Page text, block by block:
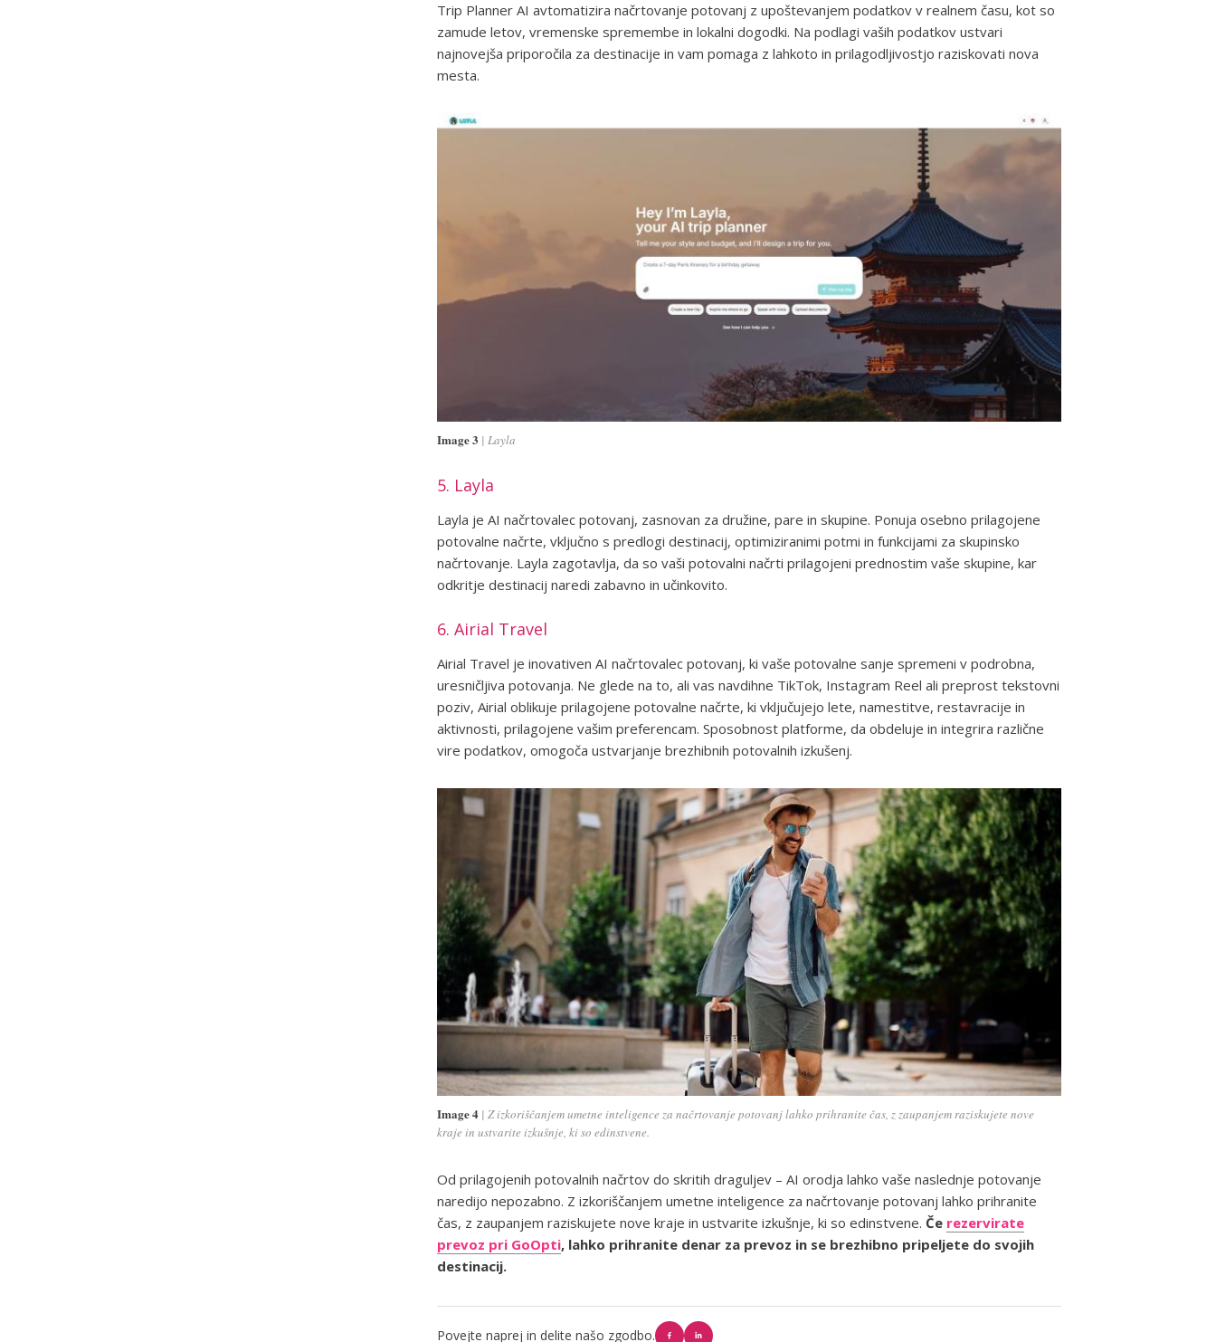
Trip Planner AI avtomatizira načrtovanje potovanj z upoštevanjem podatkov v realnem času, kot so
zamude letov, vremenske spremembe in lokalni dogodki. Na podlagi vaših podatkov ustvari
najnovejša priporočila za destinacije in vam pomaga z lahkoto in prilagodljivostjo raziskovati nova
mesta.
Image 3 Layla
5. Layla
Layla je AI načrtovalec potovanj, zasnovan za družine, pare in skupine. Ponuja osebno prilagojene
potovalne načrte, vključno s predlogi destinacij, optimiziranimi potmi in funkcijami za skupinsko
načrtovanje. Layla zagotavlja, da so vaši potovalni načrti prilagojeni prednostim vaše skupine, kar
odkritje destinacij naredi zabavno in učinkovito.
6. Airial Travel
Airial Travel je inovativen AI načrtovalec potovanj, ki vaše potovalne sanje spremeni v podrobna,
uresničljiva potovanja. Ne glede na to, ali vas navdihne TikTok, Instagram Reel ali preprost tekstovni
poziv, Airial oblikuje prilagojene potovalne načrte, ki vključujejo lete, namestitve, restavracije in
aktivnosti, prilagojene vašim preferencam. Sposobnost platforme, da obdeluje in integrira različne
vire podatkov, omogoča ustvarjanje brezhibnih potovalnih izkušenj.
Image 4 Z izkoriščanjem umetne inteligence za načrtovanje potovanj lahko prihranite čas, z zaupanjem raziskujete nove
kraje in ustvarite izkušnje, ki so edinstvene.
Od prilagojenih potovalnih načrtov do skritih draguljev – AI orodja lahko vaše naslednje potovanje
naredijo nepozabno. Z izkoriščanjem umetne inteligence za načrtovanje potovanj lahko prihranite
čas, z zaupanjem raziskujete nove kraje in ustvarite izkušnje, ki so edinstvene. Če rezervirate
prevoz pri GoOpti, lahko prihranite denar za prevoz in se brezhibno pripeljete do svojih
destinacij.
Povejte naprej in delite našo zgodbo.